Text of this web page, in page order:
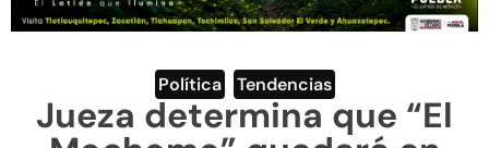
DEPORTES
ENGLISH SECTION
VIDEOS
Política Tendencias
Jueza determina que “El